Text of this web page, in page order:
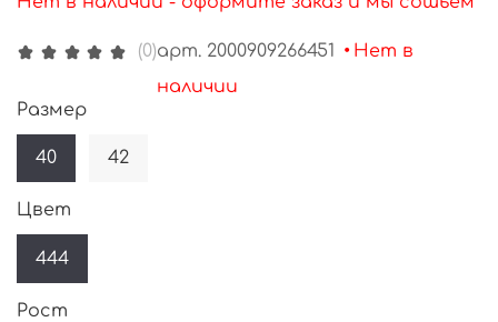
(0)арт. 2000909266451 • Нет в
наличии
Размер
40 42
Цвет
444
Рост